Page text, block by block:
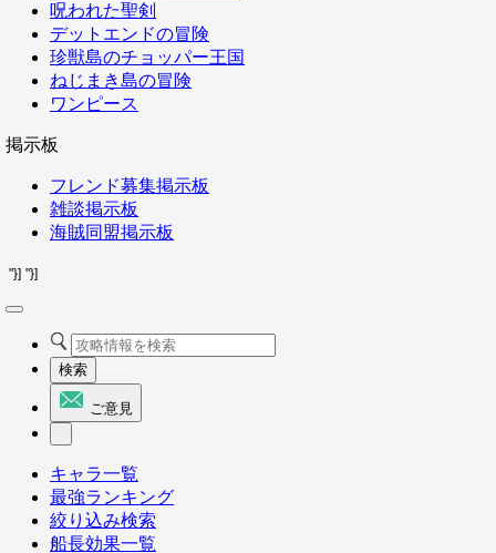
呪われた聖剣
デットエンドの冒険
珍獣島のチョッパー王国
ねじまき島の冒険
ワンピース
掲示板
フレンド募集掲示板
雑談掲示板
海賊同盟掲示板
"}] "}]
検索
ご意見
キャラ一覧
最強ランキング
絞り込み検索
船長効果一覧